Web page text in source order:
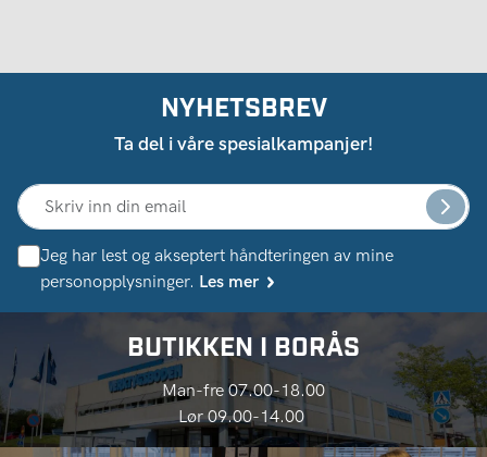
NYHETSBREV
Ta del i våre spesialkampanjer!
Jeg har lest og akseptert håndteringen av mine
personopplysninger. Les mer
BUTIKKEN I BORÅS
Man-fre 07.00-18.00
Lør 09.00-14.00